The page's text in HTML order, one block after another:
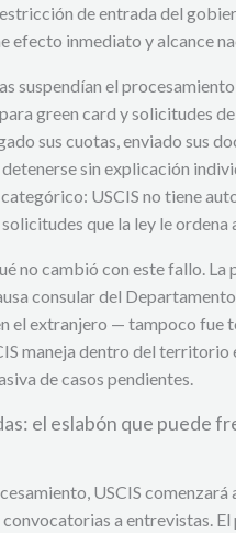
de entrada del
efecto inmediato y alcance
suspendían el
green card y solicitudes
sus cuotas, enviado sus
sin explicación
USCIS no tiene
que la ley le ordena
no cambió con este fallo.
consular del
el extranjero — tampoco fue
maneja dentro del
de casos pendientes.
el eslabón que puede
USCIS comenzará
a entrevistas.